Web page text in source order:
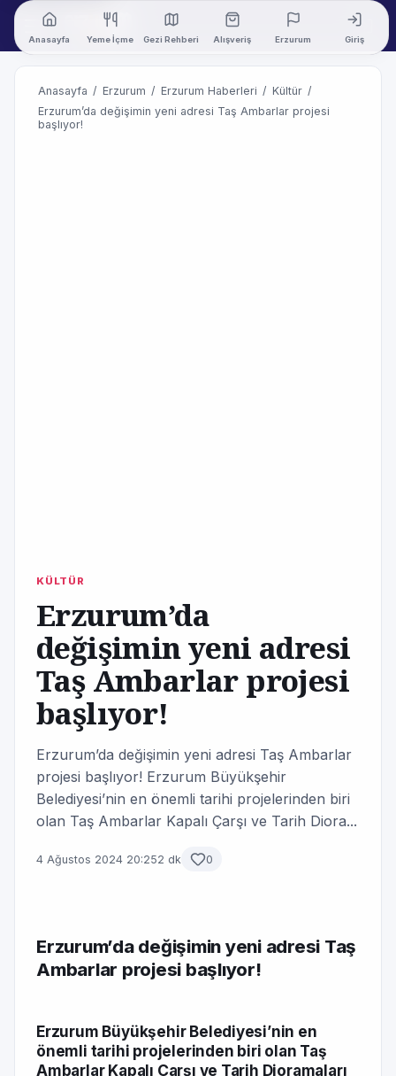
Anasayfa Yeme İçme Gezi Rehberi Alışveriş Erzurum Giriş
Anasayfa / Erzurum / Erzurum Haberleri / Kültür /
Erzurum’da değişimin yeni adresi Taş Ambarlar projesi
başlıyor!
KÜLTÜR
Erzurum’da
değişimin yeni adresi
Taş Ambarlar projesi
başlıyor!
Erzurum’da değişimin yeni adresi Taş Ambarlar
projesi başlıyor! Erzurum Büyükşehir
Belediyesi’nin en önemli tarihi projelerinden biri
olan Taş Ambarlar Kapalı Çarşı ve Tarih Diora...
4 Ağustos 2024 20:252 dk 0
Erzurum’da değişimin yeni adresi Taş
Ambarlar projesi başlıyor!
Erzurum Büyükşehir Belediyesi’nin en
önemli tarihi projelerinden biri olan Taş
Ambarlar Kapalı Çarşı ve Tarih Dioramaları